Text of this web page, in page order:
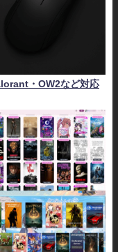
・OW2など対応